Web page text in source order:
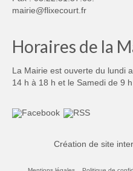
mairie@flixecourt.fr
Horaires de la
La Mairie est ouverte du lundi
14 h à 18 h et le Samedi de 9
Création de site